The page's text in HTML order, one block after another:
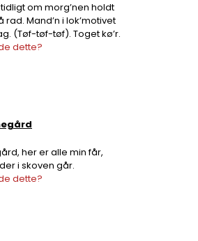
om morg’nen holdt
Mand’n i lok’motivet
(Tøf-tøf-tøf). Toget kø’r.
dette?
her er alle min får,
i skoven går.
dette?